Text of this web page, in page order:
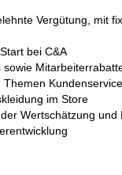
Vergütung, mit
bei C&A
im Store
Wertschätzung und